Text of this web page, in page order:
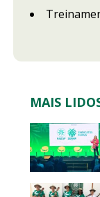
MAIS